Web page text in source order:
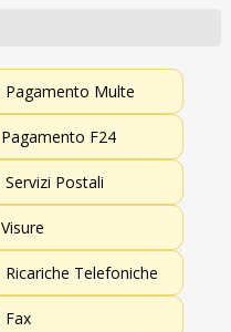
Pagamento Multe
Pagamento F24
Servizi Postali
Visure
Ricariche Telefoniche
Fax